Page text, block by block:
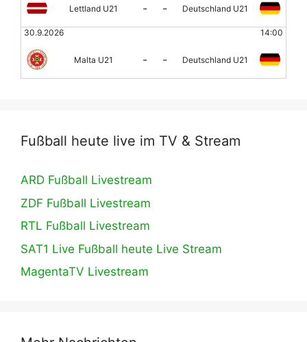
Lettland U21 - - Deutschland U21
30.9.2026 14:00
Malta U21 - - Deutschland U21
Fußball heute live im TV & Stream
ARD Fußball Livestream
ZDF Fußball Livestream
RTL Fußball Livestream
SAT1 Live Fußball heute Live Stream
MagentaTV Livestream